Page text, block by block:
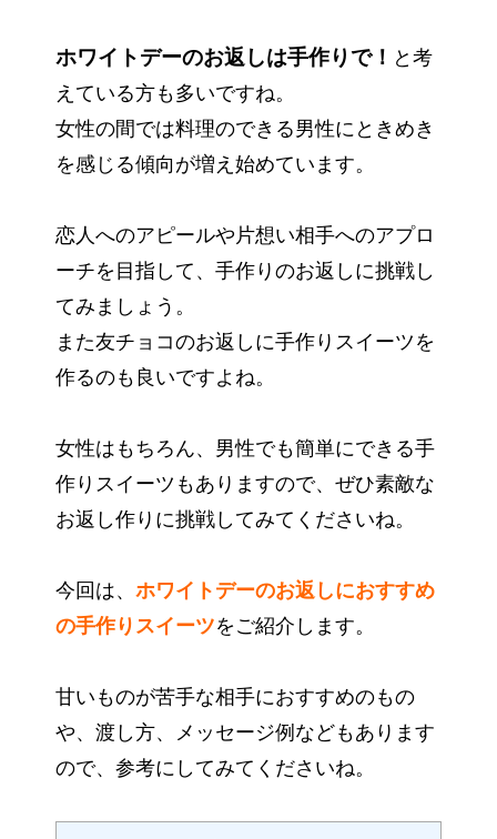
ホワイトデーのお返しは手作りで！ と考
えている方も多いですね。
女性の間では料理のできる男性にときめき
を感じる傾向が増え始めています。
恋人へのアピールや片想い相手へのアプロ
ーチを目指して、手作りのお返しに挑戦し
てみましょう。
また友チョコのお返しに手作りスイーツを
作るのも良いですよね。
女性はもちろん、男性でも簡単にできる手
作りスイーツもありますので、ぜひ素敵な
お返し作りに挑戦してみてくださいね。
今回は、 ホワイトデーのお返しにおすすめ
の手作りスイーツをご紹介します。
甘いものが苦手な相手におすすめのもの
や、渡し方、メッセージ例などもあります
ので、参考にしてみてくださいね。